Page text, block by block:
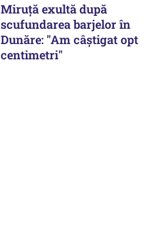
Miruță exultă după
scufundarea barjelor în
Dunăre: "Am câștigat opt
centimetri"